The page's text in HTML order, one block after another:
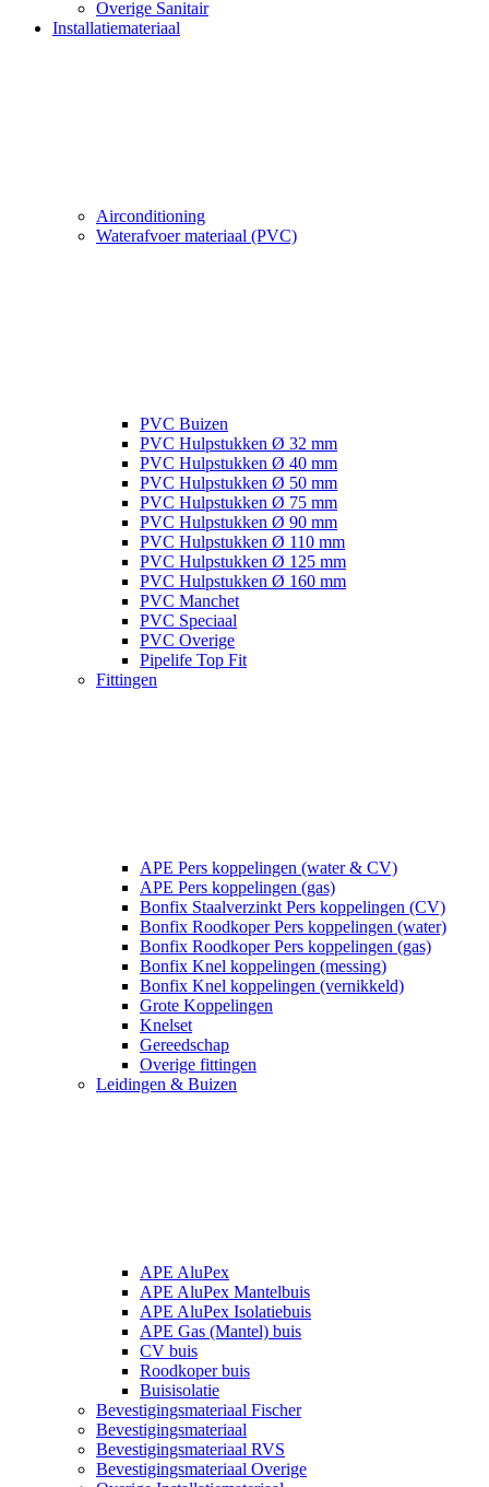
Overige Sanitair
Installatiemateriaal
Airconditioning
Waterafvoer materiaal (PVC)
PVC Buizen
PVC Hulpstukken Ø 32 mm
PVC Hulpstukken Ø 40 mm
PVC Hulpstukken Ø 50 mm
PVC Hulpstukken Ø 75 mm
PVC Hulpstukken Ø 90 mm
PVC Hulpstukken Ø 110 mm
PVC Hulpstukken Ø 125 mm
PVC Hulpstukken Ø 160 mm
PVC Manchet
PVC Speciaal
PVC Overige
Pipelife Top Fit
Fittingen
APE Pers koppelingen (water & CV)
APE Pers koppelingen (gas)
Bonfix Staalverzinkt Pers koppelingen (CV)
Bonfix Roodkoper Pers koppelingen (water)
Bonfix Roodkoper Pers koppelingen (gas)
Bonfix Knel koppelingen (messing)
Bonfix Knel koppelingen (vernikkeld)
Grote Koppelingen
Knelset
Gereedschap
Overige fittingen
Leidingen & Buizen
APE AluPex
APE AluPex Mantelbuis
APE AluPex Isolatiebuis
APE Gas (Mantel) buis
CV buis
Roodkoper buis
Buisisolatie
Bevestigingsmateriaal Fischer
Bevestigingsmateriaal
Bevestigingsmateriaal RVS
Bevestigingsmateriaal Overige